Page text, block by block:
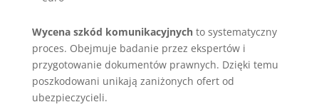
Wycena szkód komunikacyjnychto systematyczny
proces. Obejmuje badanie przez ekspertów i
przygotowanie dokumentów prawnych. Dzięki temu
poszkodowani unikają zaniżonych ofert od
ubezpieczycieli.